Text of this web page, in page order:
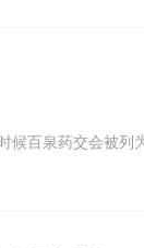
百泉药交会被列